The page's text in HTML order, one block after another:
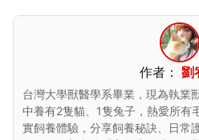
作者： 劉
台灣大學獸醫學系畢業，現為執業
中養有2隻貓、1隻兔子，熱愛所有
實飼養體驗，分享飼養秘訣、日常